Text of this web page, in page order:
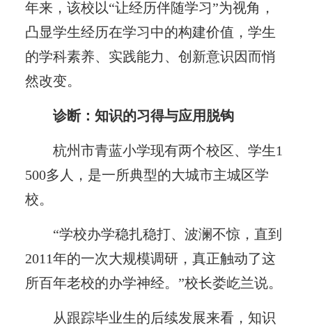
年来，该校以“让经历伴随学习”为视角，
凸显学生经历在学习中的构建价值，学生
的学科素养、实践能力、创新意识因而悄
然改变。
诊断：知识的习得与应用脱钩
杭州市青蓝小学现有两个校区、学生1
500多人，是一所典型的大城市主城区学
校。
“学校办学稳扎稳打、波澜不惊，直到
2011年的一次大规模调研，真正触动了这
所百年老校的办学神经。”校长娄屹兰说。
从跟踪毕业生的后续发展来看，知识